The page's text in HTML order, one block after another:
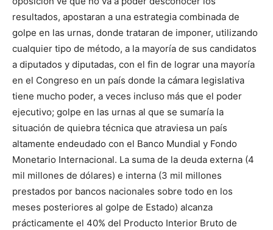
resultados, apostaran a una estrategia combinada de
golpe en las urnas, donde trataran de imponer, utilizando
cualquier tipo de método, a la mayoría de sus candidatos
a diputados y diputadas, con el fin de lograr una mayoría
en el Congreso en un país donde la cámara legislativa
tiene mucho poder, a veces incluso más que el poder
ejecutivo; golpe en las urnas al que se sumaría la
situación de quiebra técnica que atraviesa un país
altamente endeudado con el Banco Mundial y Fondo
Monetario Internacional. La suma de la deuda externa (4
mil millones de dólares) e interna (3 mil millones
prestados por bancos nacionales sobre todo en los
meses posteriores al golpe de Estado) alcanza
prácticamente el 40% del Producto Interior Bruto de